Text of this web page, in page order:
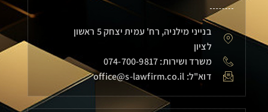
בנייני מילניה, רח' עמית יצחק 5 ראשון
לציון
משרד ושירות: 074-700-9817
דוא"ל: office@s-lawfirm.co.il